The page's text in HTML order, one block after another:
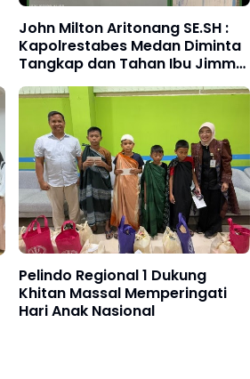
John Milton Aritonang SE.SH :
Kapolrestabes Medan Diminta
Tangkap dan Tahan Ibu Jimmy
"Liong Khim"
Pelindo Regional 1 Dukung
Khitan Massal Memperingati
Hari Anak Nasional